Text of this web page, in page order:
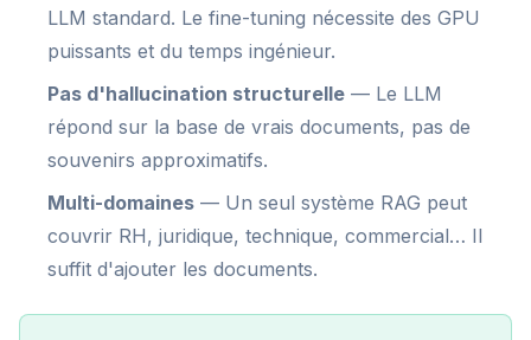
LLM standard. Le fine-tuning nécessite des GPU
puissants et du temps ingénieur.
Pas d'hallucination structurelle — Le LLM
répond sur la base de vrais documents, pas de
souvenirs approximatifs.
Multi-domaines — Un seul système RAG peut
couvrir RH, juridique, technique, commercial… Il
suffit d'ajouter les documents.